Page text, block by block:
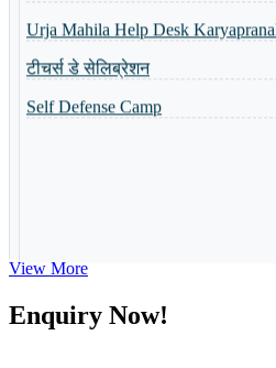
Guru Purnima Invitation Card
Toppers of the school
World Yoga Divas 2023
Admission Open-2023
Urja Mahila Help Desk Karyapranali
टीचर्स डे सेलिब्रेशन
Self Defense Camp
View More
Enquiry Now!